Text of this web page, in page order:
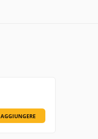
AGGIUNGERE